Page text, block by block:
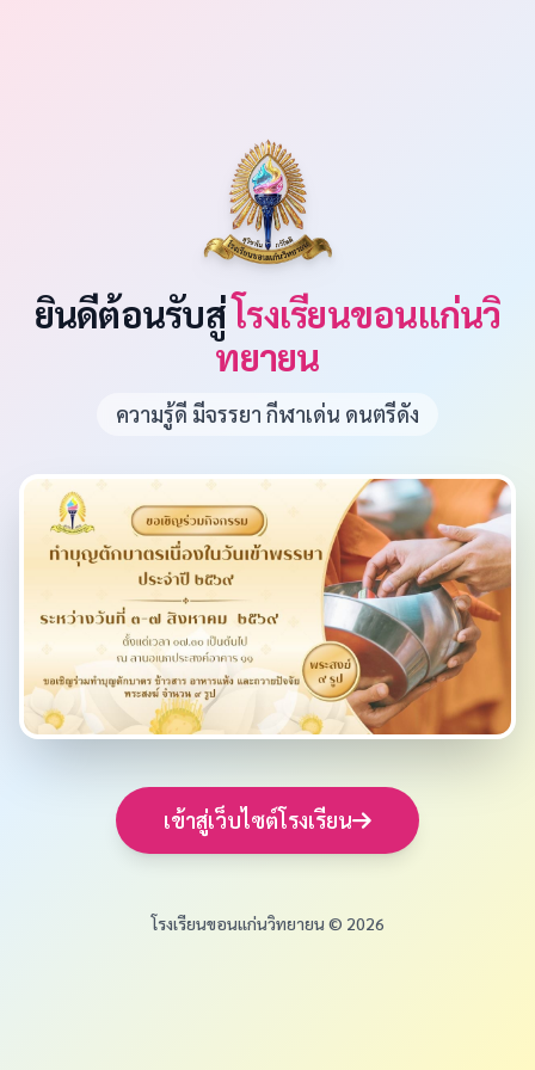
ยินดีต้อนรับสู่โรงเรียนขอนแก่นวิ
ทยายน
ความรู้ดี มีจรรยา กีฬาเด่น ดนตรีดัง
เข้าสู่เว็บไซต์โรงเรียน
โรงเรียนขอนแก่นวิทยายน © 2026